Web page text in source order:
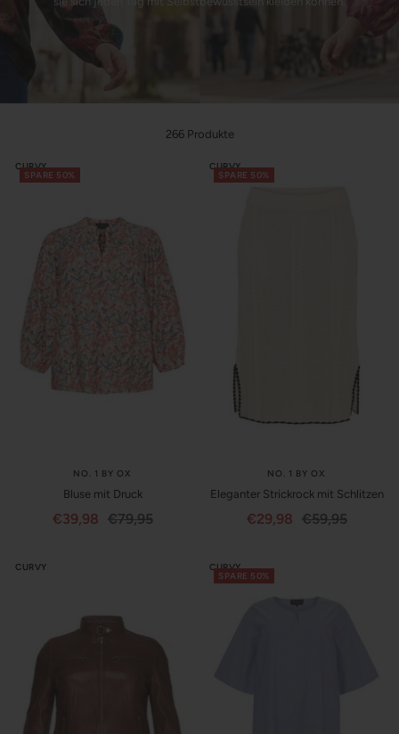
266 Produkte
SPARE 50%
CURVY
NO. 1 BY OX
Bluse mit Druck
Angebotspreis
€39,98 Regulärer
€79,95
SPARE 50%
CURVY
NO. 1 BY OX
Eleganter Strickrock mit Schlitzen
Angebotspreis
€29,98 Regulärer
€59,95
CURVY
SPARE 50%
CURVY